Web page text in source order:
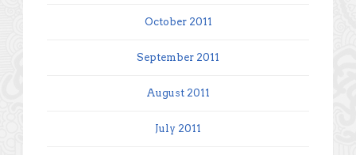
October 2011
September 2011
August 2011
July 2011